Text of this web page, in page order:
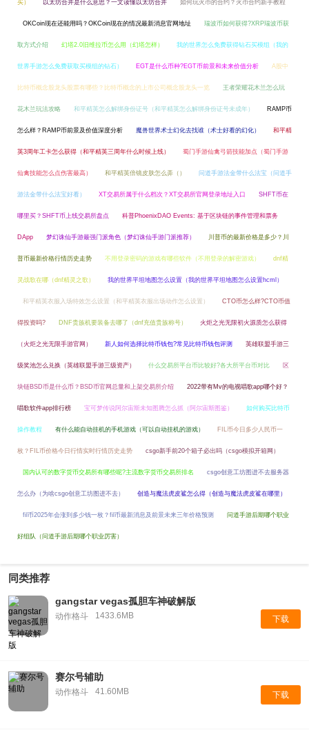
买） 以太坊合并是什么意思？一文读懂以太坊合并 如何玩火币的合约？火币合约新手教程
OKCoin现在还能用吗？OKCoin现在的情况最新消息官网地址 瑞波币如何获得?XRP瑞波币获
取方式介绍 幻塔2.0旧维拉币怎么用（幻塔怎样） 我的世界怎么免费获得钻石买模组（我的
世界手游怎么免费获取买模组的钻石） EGT是什么币种?EGT币前景和未来价值分析 A股中
比特币概念股龙头股票有哪些？比特币概念的上市公司概念股龙头一览 王者荣耀花木兰怎么玩
花木兰玩法攻略 和平精英怎么解绑身份证号（和平精英怎么解绑身份证号未成年） RAMP币
怎么样？RAMP币前景及价值深度分析 魔兽世界术士幻化去找谁（术士好看的幻化） 和平精
英3周年工卡怎么获得（和平精英三周年什么时候上线） 蜀门手游仙禽弓箭技能加点（蜀门手游
仙禽技能怎么点伤害最高） 和平精英倍镜皮肤怎么弄（） 问道手游法金带什么法宝（问道手
游法金带什么法宝好看） XT交易所属于什么档次？XT交易所官网登录地址入口 SHFT币在
哪里买？SHFT币上线交易所盘点 科普PhoenixDAO Events: 基于区块链的事件管理和票务
DApp 梦幻诛仙手游最强门派角色（梦幻诛仙手游门派推荐） 川普币的最新价格是多少？川
普币最新价格行情历史走势 不用登录密码的游戏有哪些软件（不用登录的解密游戏） dnf精
灵战歌在哪（dnf精灵之歌） 我的世界平坦地图怎么设置（我的世界平坦地图怎么设置hcml）
和平精英衣服入场特效怎么设置（和平精英衣服出场动作怎么设置） CTO币怎么样?CTO币值
得投资吗? DNF贵族机要装备去哪了（dnf充值贵族称号） 火炬之光无限初火源质怎么获得
（火炬之光无限手游官网） 新人如何选择比特币钱包?常见比特币钱包评测 英雄联盟手游三
级奖池怎么兑换（英雄联盟手游三级资产） 什么交易所平台币比较好?各大所平台币对比 区
块链BSD币是什么币？BSD币官网总量和上架交易所介绍 2022带有Mv的电视唱歌app哪个好？
唱歌软件app排行榜 宝可梦传说阿尔宙斯未知图腾怎么抓（阿尔宙斯图鉴） 如何购买比特币
操作教程 有什么能自动挂机的手机游戏（可以自动挂机的游戏） FIL币今日多少人民币一
枚？FIL币价格今日行情实时行情历史走势 csgo新手前20个箱子必出吗（csgo模拟开箱网）
国内认可的数字货币交易所有哪些呢?主流数字货币交易所排名 csgo创意工坊图进不去服务器
怎么办（为啥csgo创意工坊图进不去） 创造与魔法虎皮鲨怎么得（创造与魔法虎皮鲨在哪里）
fil币2025年会涨到多少钱一枚？fil币最新消息及前景未来三年价格预测 问道手游后期哪个职业
好组队（问道手游后期哪个职业厉害）
同类推荐
gangstar vegas孤胆车神破解版
动作格斗 1433.6MB 下载
赛尔号辅助
动作格斗 41.60MB 下载